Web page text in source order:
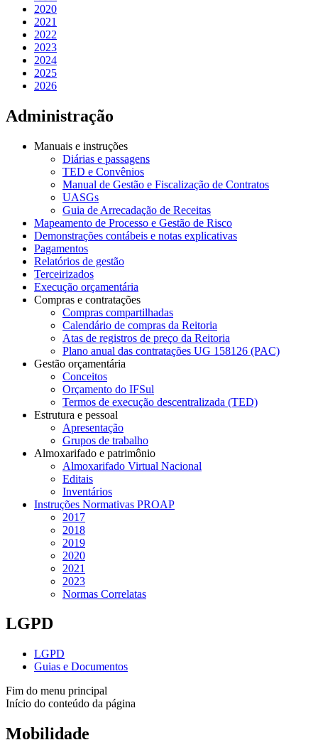
2020
2021
2022
2023
2024
2025
2026
Administração
Manuais e instruções
Diárias e passagens
TED e Convênios
Manual de Gestão e Fiscalização de Contratos
UASGs
Guia de Arrecadação de Receitas
Mapeamento de Processo e Gestão de Risco
Demonstrações contábeis e notas explicativas
Pagamentos
Relatórios de gestão
Terceirizados
Execução orçamentária
Compras e contratações
Compras compartilhadas
Calendário de compras da Reitoria
Atas de registros de preço da Reitoria
Plano anual das contratações UG 158126 (PAC)
Gestão orçamentária
Conceitos
Orçamento do IFSul
Termos de execução descentralizada (TED)
Estrutura e pessoal
Apresentação
Grupos de trabalho
Almoxarifado e patrimônio
Almoxarifado Virtual Nacional
Editais
Inventários
Instruções Normativas PROAP
2017
2018
2019
2020
2021
2023
Normas Correlatas
LGPD
LGPD
Guias e Documentos
Fim do menu principal
Início do conteúdo da página
Mobilidade